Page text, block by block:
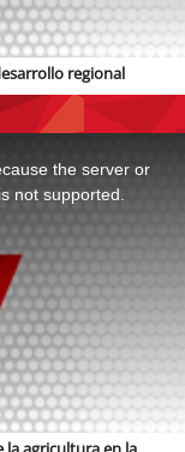
regional
the server or
not supported.